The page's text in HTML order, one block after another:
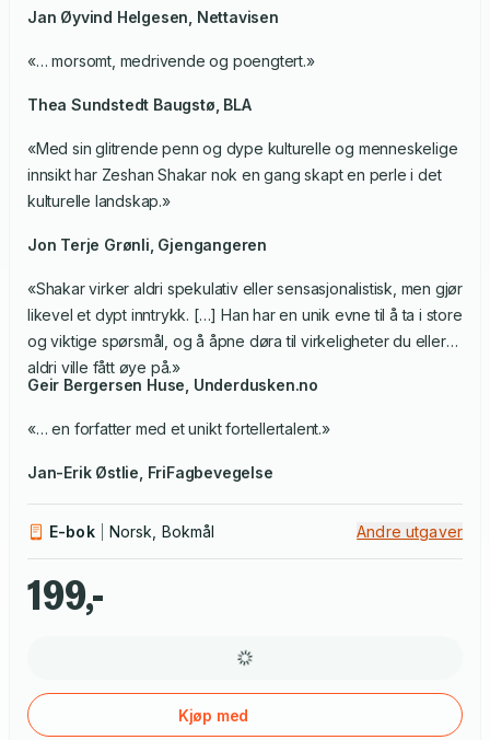
Jan Øyvind Helgesen, Nettavisen
«… morsomt, medrivende og poengtert.»
Thea Sundstedt Baugstø, BLA
«Med sin glitrende penn og dype kulturelle og menneskelige
innsikt har Zeshan Shakar nok en gang skapt en perle i det
kulturelle landskap.»
Jon Terje Grønli, Gjengangeren
«Shakar virker aldri spekulativ eller sensasjonalistisk, men gjør
likevel et dypt inntrykk. […] Han har en unik evne til å ta i store
og viktige spørsmål, og å åpne døra til virkeligheter du ellers
aldri ville fått øye på.»
Geir Bergersen Huse, Underdusken.no
«… en forfatter med et unikt fortellertalent.»
Jan-Erik Østlie, FriFagbevegelse
E-bok Norsk, Bokmål Andre utgaver
199,-
Kjøp med